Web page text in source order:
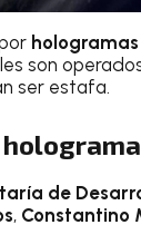
son
ser estafa.
de
, Constantino